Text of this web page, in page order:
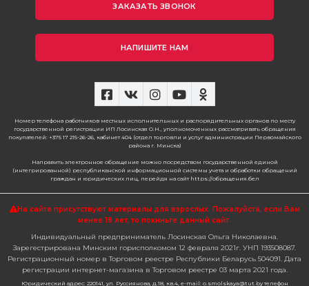
ЗАКАЗАТЬ ЗВОНОК
НАПИШИТЕ НАМ
Номер телефона работников местных исполнительных и распорядительных органов по месту
государственной регистрации ИП Лосинская О.Н., уполномоченных рассматривать обращения
покупателей: +375 17 215-26-26, кабинет 404 (отдел торговли и услуг администрации Первомайского
района г. Минска)
Направить электронное обращение можно посредством государственной единой
(интегрированной) республиканской информационной системы учета и обработки обращений
граждан и юридических лиц, перейдя на сайт https://обращения.бел
На сайте присутствуют материалы для взрослых. Пожалуйста, если Вам
менее 18 лет, то покиньте данный сайт.
Индивидуальный предприниматель Лосинская Ольга Николаевна.
Зарегестрирована Минским горисполкомом 12 февраля 2021г. УНП 193508087.
Регистрационный номер в Торговом реестре Республики Беларусь 504091. Дата
регистрации интернет-магазина в Торговом реестре 03 марта 2021 года.
Юридический адрес: 220141, ул. Руссиянова, д.18, кв.4, e-mail: o.smolskaya@tut.by телефон